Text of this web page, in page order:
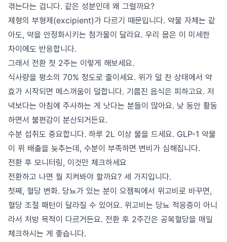
겪는다는 겁니다. 같은 성분인데 왜 그럴까요?
제형의 부형제(excipient)가 다르기 때문입니다. 약물 자체는 같
아도, 약을 안정화시키는 첨가물이 달라요. 우리 몸은 이 미세한
차이에도 반응합니다.
그래서 전환 첫 2주는 이렇게 해보세요.
식사량을 평소의 70% 정도로 줄이세요. 위가 덜 찬 상태에서 약
효가 시작되면 메스꺼움이 덜합니다. 기름진 음식은 피하고요. 저
녁보다는 아침에 주사하는 게 낫다는 분들이 많아요. 낮 동안 활동
하면서 불편감이 분산되거든요.
수분 섭취도 중요합니다. 하루 2L 이상 물을 드세요. GLP-1 약물
이 위 배출을 늦추는데, 수분이 부족하면 변비가 심해집니다.
전환 후 모니터링, 이것만 체크하세요
전환하고 나면 뭘 지켜봐야 할까요? 세 가지입니다.
첫째, 혈당 변화. 당뇨가 있는 분이 오젬픽에서 위고비로 바꾸면,
혈당 조절 패턴이 달라질 수 있어요. 위고비는 당뇨 적응증이 아니
라서 처방 목적이 다르거든요. 전환 후 2주간은 공복혈당을 매일
체크하시는 게 좋습니다.